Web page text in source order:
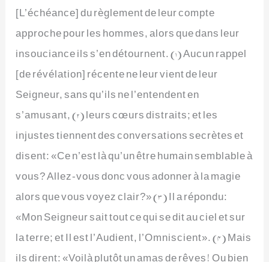
[L’échéance] du règlement de leur compte
approche pour les hommes, alors que dans leur
insouciance ils s’en détournent. (1) Aucun rappel
[de révélation] récente ne leur vient de leur
Seigneur, sans qu’ils ne l’entendent en
s’amusant, (2) leurs cœurs distraits; et les
injustes tiennent des conversations secrètes et
disent: «Ce n’est là qu’un être humain semblable à
vous? Allez-vous donc vous adonner à la magie
alors que vous voyez clair?» (3) Il a répondu:
«Mon Seigneur sait tout ce qui se dit au ciel et sur
la terre; et Il est l’Audient, l’Omniscient». (4) Mais
ils dirent: «Voilà plutôt un amas de rêves! Ou bien